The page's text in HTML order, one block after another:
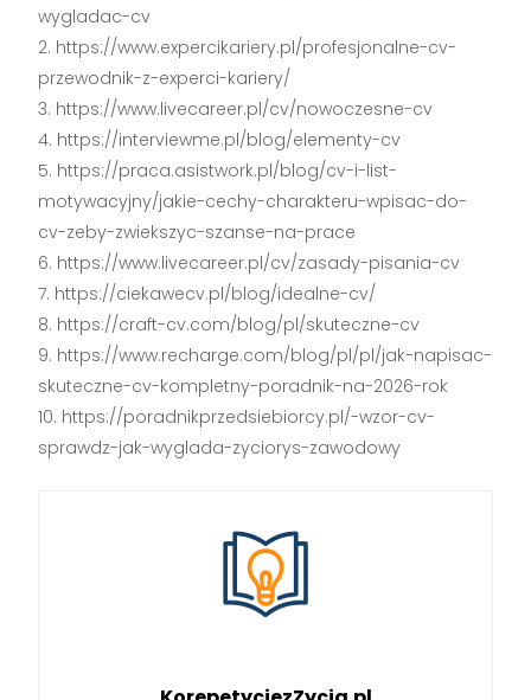
wygladac-cv
https://www.expercikariery.pl/profesjonalne-cv-
przewodnik-z-experci-kariery/
https://www.livecareer.pl/cv/nowoczesne-cv
https://interviewme.pl/blog/elementy-cv
https://praca.asistwork.pl/blog/cv-i-list-
motywacyjny/jakie-cechy-charakteru-wpisac-do-
cv-zeby-zwiekszyc-szanse-na-prace
https://www.livecareer.pl/cv/zasady-pisania-cv
https://ciekawecv.pl/blog/idealne-cv/
https://craft-cv.com/blog/pl/skuteczne-cv
https://www.recharge.com/blog/pl/pl/jak-napisac-
skuteczne-cv-kompletny-poradnik-na-2026-rok
https://poradnikprzedsiebiorcy.pl/-wzor-cv-
sprawdz-jak-wyglada-zyciorys-zawodowy